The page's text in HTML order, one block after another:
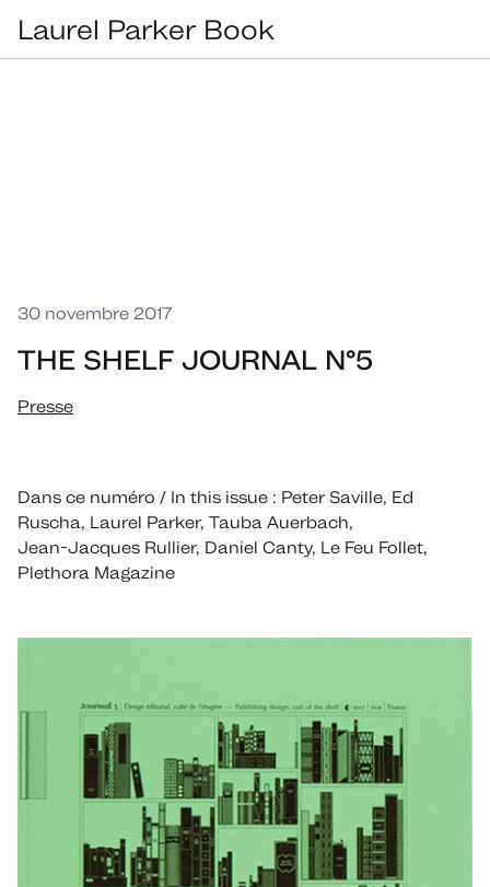
Laurel Parker Book
30 novembre 2017
THE SHELF JOURNAL N°5
Presse
Dans ce numéro / In this issue : Peter Saville, Ed
Ruscha, Laurel Parker, Tauba Auerbach,
Jean-Jacques Rullier, Daniel Canty, Le Feu Follet,
Plethora Magazine